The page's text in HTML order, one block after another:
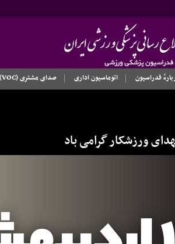
فدراسیون اتوماسیون اداری صدای مشتری (VOC)
ورزشکار گرامی باد